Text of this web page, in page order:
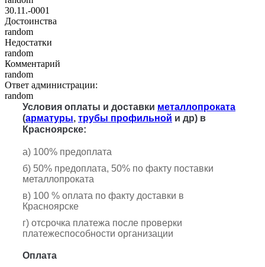
30.11.-0001
Достоинства
random
Недостатки
random
Комментарий
random
Ответ администрации:
random
Условия оплаты и доставки металлопроката
(арматуры, трубы профильной и др) в
Красноярске:
а) 100% предоплата
б) 50% предоплата, 50% по факту поставки
металлопроката
в) 100 % оплата по факту доставки в
Красноярске
г) отсрочка платежа после проверки
платежеспособности организации
Оплата